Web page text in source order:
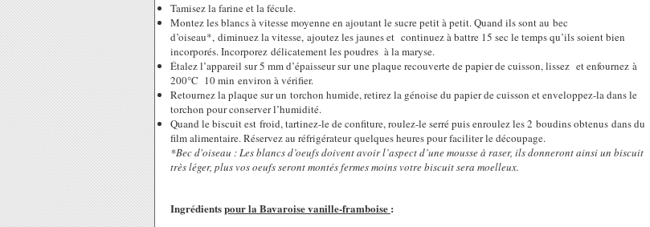
Tamisez la farine et la fécule.
Montez les blancs à vitesse moyenne en ajoutant le sucre petit à petit. Quand ils sont au bec
d’oiseau*, diminuez la vitesse, ajoutez les jaunes et continuez à battre 15 sec le temps qu’ils soient bien
incorporés. Incorporez délicatement les poudres à la maryse.
Étalez l’appareil sur 5 mm d’épaisseur sur une plaque recouverte de papier de cuisson, lissez et enfournez à
200°C 10 min environ à vérifier.
Retournez la plaque sur un torchon humide, retirez la génoise du papier de cuisson et enveloppez-la dans le
torchon pour conserver l’humidité.
Quand le biscuit est froid, tartinez-le de confiture, roulez-le serré puis enroulez les 2 boudins obtenus dans du
film alimentaire. Réservez au réfrigérateur quelques heures pour faciliter le découpage.
*Bec d'oiseau : Les blancs d’oeufs doivent avoir l’aspect d’une mousse à raser, ils donneront ainsi un biscuit
très léger, plus vos oeufs seront montés fermes moins votre biscuit sera moelleux.
Ingrédientspour la Bavaroise vanille-framboise :